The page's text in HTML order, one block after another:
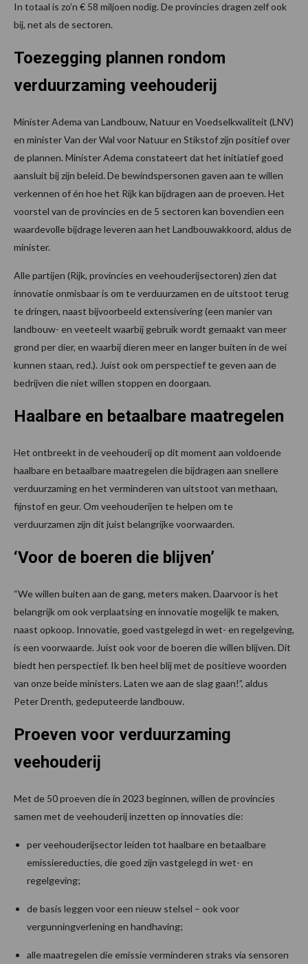
In totaal is zo’n € 58 miljoen nodig. De provincies dragen zelf ook
bij, net als de sectoren.
Toezegging plannen rondom
verduurzaming veehouderij
Minister Adema van Landbouw, Natuur en Voedselkwaliteit (LNV)
en minister Van der Wal voor Natuur en Stikstof zijn positief over
de plannen. Minister Adema constateert dat het initiatief goed
aansluit bij zijn beleid. De bewindspersonen gaven aan te willen
verkennen of én hoe het Rijk kan bijdragen aan de proeven. Het
voorstel van de provincies en de 5 sectoren kan bovendien een
waardevolle bijdrage leveren aan het Landbouwakkoord, aldus de
minister.
Alle partijen (Rijk, provincies en veehouderijsectoren) zien dat
innovatie onmisbaar is om te verduurzamen en de uitstoot terug
te dringen, naast bijvoorbeeld extensivering (een manier van
landbouw- en veeteelt waarbij gebruik wordt gemaakt van meer
grond per dier, en waarbij dieren meer en langer buiten in de wei
kunnen staan, red.). Juist ook om perspectief te geven aan de
bedrijven die niet willen stoppen en doorgaan.
Haalbare en betaalbare maatregelen
Het ontbreekt in de veehouderij op dit moment aan voldoende
haalbare en betaalbare maatregelen die bijdragen aan snellere
verduurzaming en het verminderen van uitstoot van methaan,
fijnstof en geur. Om veehouderijen te helpen om te
verduurzamen zijn dit juist belangrijke voorwaarden.
‘Voor de boeren die blijven’
“We willen buiten aan de gang, meters maken. Daarvoor is het
belangrijk om ook verplaatsing en innovatie mogelijk te maken,
naast opkoop. Innovatie, goed vastgelegd in wet- en regelgeving,
is een voorwaarde. Juist ook voor de boeren die willen blijven. Dit
biedt hen perspectief. Ik ben heel blij met de positieve woorden
van onze beide ministers. Laten we aan de slag gaan!”, aldus
Peter Drenth, gedeputeerde landbouw.
Proeven voor verduurzaming
veehouderij
Met de 50 proeven die in 2023 beginnen, willen de provincies
samen met de veehouderij inzetten op innovaties die:
per veehouderijsector leiden tot haalbare en betaalbare
emissiereducties, die goed zijn vastgelegd in wet- en
regelgeving;
de basis leggen voor een nieuw stelsel – ook voor
vergunningverlening en handhaving;
alle maatregelen die emissie verminderen straks via sensoren